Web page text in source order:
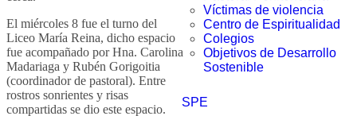
Víctimas de violencia
Centro de Espiritualidad
Colegios
Objetivos de Desarrollo
Sostenible
SPE
El miércoles 8 fue el turno del
Liceo María Reina, dicho espacio
fue acompañado por Hna. Carolina
Madariaga y Rubén Gorigoitia
(coordinador de pastoral). Entre
rostros sonrientes y risas
compartidas se dio este espacio.